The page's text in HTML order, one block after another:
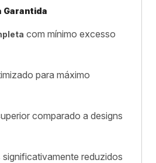
Garantida
com mínimo excesso
para máximo
comparado a designs
significativamente reduzidos